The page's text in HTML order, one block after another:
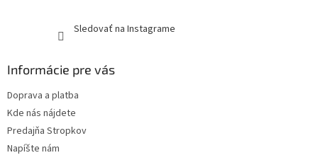
Sledovať na Instagrame
Informácie pre vás
Doprava a platba
Kde nás nájdete
Predajňa Stropkov
Napíšte nám